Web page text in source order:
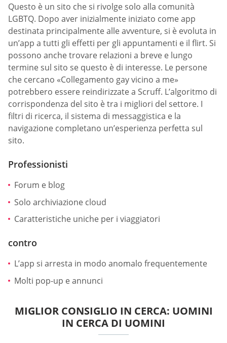
Questo è un sito che si rivolge solo alla comunità
LGBTQ. Dopo aver inizialmente iniziato come app
destinata principalmente alle avventure, si è evoluta in
un’app a tutti gli effetti per gli appuntamenti e il flirt. Si
possono anche trovare relazioni a breve e lungo
termine sul sito se questo è di interesse. Le persone
che cercano «Collegamento gay vicino a me»
potrebbero essere reindirizzate a Scruff. L’algoritmo di
corrispondenza del sito è tra i migliori del settore. I
filtri di ricerca, il sistema di messaggistica e la
navigazione completano un’esperienza perfetta sul
sito.
Professionisti
Forum e blog
Solo archiviazione cloud
Caratteristiche uniche per i viaggiatori
contro
L’app si arresta in modo anomalo frequentemente
Molti pop-up e annunci
MIGLIOR CONSIGLIO IN CERCA: UOMINI
IN CERCA DI UOMINI